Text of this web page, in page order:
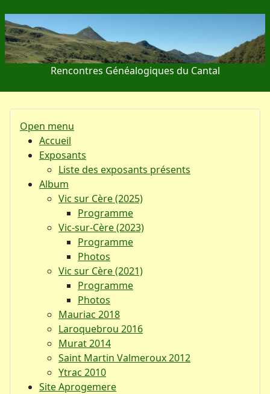
Rencontres Généalogiques du Cantal
Open menu
Accueil
Exposants
Liste des exposants présents
Album
Vic sur Cère (2025)
Programme
Vic-sur-Cère (2023)
Programme
Photos
Vic sur Cère (2021)
Programme
Photos
Mauriac 2018
Laroquebrou 2016
Murat 2014
Saint Martin Valmeroux 2012
Ytrac 2010
Site Aprogemere